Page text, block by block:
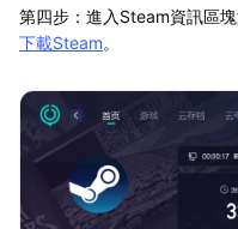
第四步：進入Steam資訊區
下載Steam。